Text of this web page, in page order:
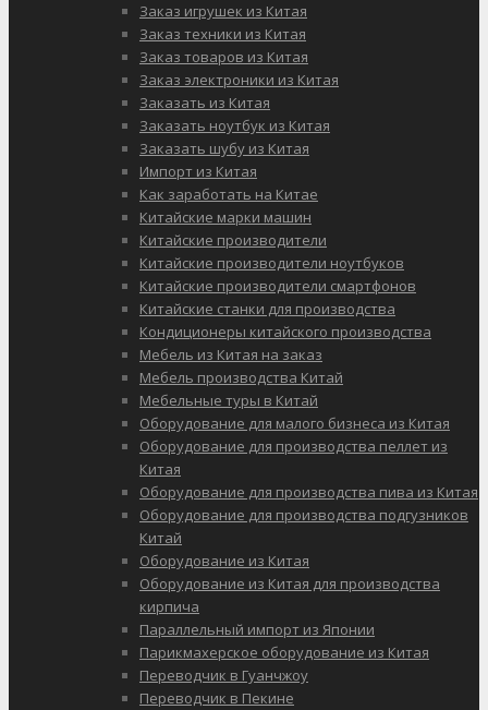
Заказ игрушек из Китая
Заказ техники из Китая
Заказ товаров из Китая
Заказ электроники из Китая
Заказать из Китая
Заказать ноутбук из Китая
Заказать шубу из Китая
Импорт из Китая
Как заработать на Китае
Китайские марки машин
Китайские производители
Китайские производители ноутбуков
Китайские производители смартфонов
Китайские станки для производства
Кондиционеры китайского производства
Мебель из Китая на заказ
Мебель производства Китай
Мебельные туры в Китай
Оборудование для малого бизнеса из Китая
Оборудование для производства пеллет из
Китая
Оборудование для производства пива из Китая
Оборудование для производства подгузников
Китай
Оборудование из Китая
Оборудование из Китая для производства
кирпича
Параллельный импорт из Японии
Парикмахерское оборудование из Китая
Переводчик в Гуанчжоу
Переводчик в Пекине